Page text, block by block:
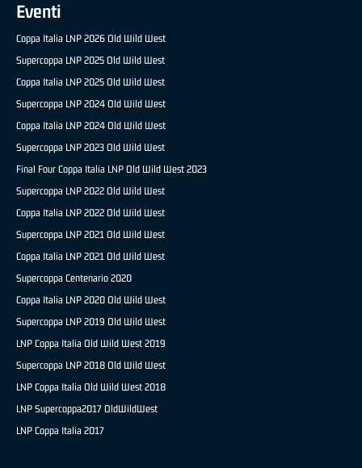
Eventi
Coppa Italia LNP 2026 Old Wild West
Supercoppa LNP 2025 Old Wild West
Coppa Italia LNP 2025 Old Wild West
Supercoppa LNP 2024 Old Wild West
Coppa Italia LNP 2024 Old Wild West
Supercoppa LNP 2023 Old Wild West
Final Four Coppa Italia LNP Old Wild West 2023
Supercoppa LNP 2022 Old Wild West
Coppa Italia LNP 2022 Old Wild West
Supercoppa LNP 2021 Old Wild West
Coppa Italia LNP 2021 Old Wild West
Supercoppa Centenario 2020
Coppa Italia LNP 2020 Old Wild West
Supercoppa LNP 2019 Old Wild West
LNP Coppa Italia Old Wild West 2019
Supercoppa LNP 2018 Old Wild West
LNP Coppa Italia Old Wild West 2018
LNP Supercoppa2017 OldWildWest
LNP Coppa Italia 2017